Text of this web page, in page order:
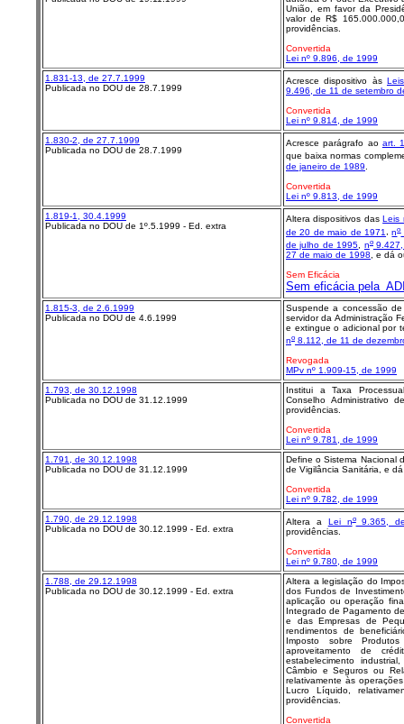
União, em favor da
valor de R$
providências.
Convertida
Lei nº 9.896, de 1999
1.831-13, de 27.7.1999
Publicada no DOU de 28.7.1999
Acresce dispositivo às
9.496, de 11 de setembro
Convertida
Lei nº 9.814, de 1999
1.830-2, de 27.7.1999
Publicada no DOU de 28.7.1999
Acresce parágrafo ao art.
que baixa normas
de janeiro de 1989
Convertida
Lei nº 9.813, de 1999
1.819-1, 30.4.1999
Publicada no DOU de 1º.5.1999 - Ed. extra
Altera dispositivos dasLeis
de 20 de maio de 1971 ,no
de julho de 1995
no9.427,
27 de maio de 1998 , e dá
Sem Eficácia
Sem eficácia pela
1.815-3, de 2.6.1999
Publicada no DOU de 4.6.1999
Suspende a concessão
servidor da Administração
e extingue o adicional por
no 8.112, de 11 de
Revogada
MPv nº 1.909-15, de 1999
1.793, de 30.12.1998
Publicada no DOU de 31.12.1999
Institui a Taxa
Conselho Administrativo
providências.
Convertida
Lei nº 9.781, de 1999
1.791, de 30.12.1998
Publicada no DOU de 31.12.1999
Define o Sistema Nacional
de Vigilância Sanitária, e
Convertida
Lei nº 9.782, de 1999
1.790, de 29.12.1998
Publicada no DOU de 30.12.1999 - Ed. extra
Altera a Lei no9.365,
providências.
Convertida
Lei nº 9.780, de 1999
1.788, de 29.12.1998
Publicada no DOU de 30.12.1999 - Ed. extra
Altera a legislação do
dos Fundos de
aplicação ou operação
Integrado de Pagamento
e das Empresas de
rendimentos de
Imposto sobre
aproveitamento de
estabelecimento
Câmbio e Seguros ou
relativamente às
Lucro Líquido,
providências.
Convertida